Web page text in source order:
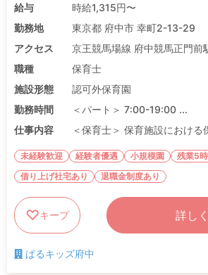
給与
時給1,315円〜
勤務地
東京都 府中市 幸町2-13-29
アクセス
京王競馬場線 府中競馬正門前
職種
保育士
施設形態
認可外保育園
勤務時間
＜パート＞ 7:00-19:00 ...
仕事内容
＜保育士＞ 保育施設における
未経験歓迎 経験者優遇 小規模園
残業5
借り上げ社宅あり
退職金制度あり
キープ 詳し
ぱるキッズ府中